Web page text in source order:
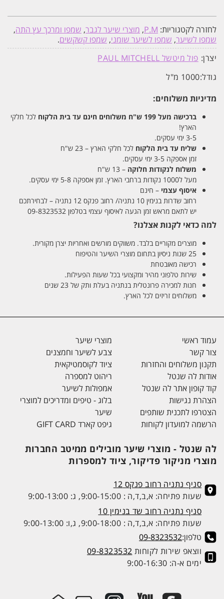
לחזרה לקטגוריות: P.M
, מוצרי שיער לגבר, שמפו ומרכך עץ התה,
שמפו לשיער, שמפו לשיער שומני, שמפו קשקשים.
יצרן: פול מיטשל PAUL MITCHELL
גודל:1000 מ"ל
מדיניות משלוחים:
ברכישה מעל 199 ש"ח משלוחים חינם עד בית הלקוח לכל חלקי
הארץ!
3-5 ימי עסקים.
שליח עד בית הלקוח לכל חלקי הארץ – 23 ש"ח
זמן אספקה 3-5 ימי עסקים.
משלוח לנקודות חלוקה – 13 ש"ח
מעל ל1000 נקודות ברחבי הארץ. זמן אספקה 5-8 ימי עסקים.
איסוף עצמי – חינם
רחוב שדרות בנימין 10 נתניה/ רחוב פנקס 12 נתניה – לבחירתכם
יש לתאם מראש זמן הגעה לאיסוף עצמי בטלפון 09-8323532
למה כדאי לקנות אצלנו?
מוצרים מקוריים בלבד. משווקים מורשים ואחריות יצרן מקורית.
25 שנות ניסיון בתחום מוצרי השיער והטיפוח
רכישה מאובטחת
שירות טלפוני מהיר ומקצועי בכל שעות הפעילות.
חנות למכירה פרונטלית בנתניה בעלת ותק של 23 שנים
משלוחים זריזים לכל הארץ.
עמוד ראשי
צור קשר
תקנון משלוחים והחזרות
אודות לה שנטל
קוד קופון אתר לה שנטל
הצהרת נגישות
הצטרפו לתכנית שותפים
הרשמה למועדון לקוחות
מוצרי שיער
צבע לשיער וחמצנים
ציוד לקוסמטיקאית
ריהוט למספרה
אמפולות לשיער
בלוג - טיפים ומדריכים למוצרי
שיער
גיפט קארד GIFT CARD
לה שנטל - מוצרי שיער מובילים ממיטב החברות
מוצרי מניקור פדיקור, ציוד למספרות
סניף נתניה רחוב פנקס 12
שעות פתיחה: א,ב,ד,ה : 9:00-15:00, ג: 9:00-13:00
סניף נתניה רחוב שד בנימין 10
שעות פתיחה: א,ב,ד,ה : 9:00-18:00, ג,ו: 9:00-13:00
טלפון:09-8323532
ווצאפ שירות לקוחות 09-8323532
ימים א-ה: 9:00-16:30